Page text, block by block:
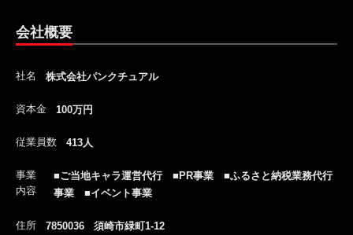
会社概要
社名 株式会社パンクチュアル
資本金 100万円
従業員数 413人
事業
内容
■ご当地キャラ運営代行 ■PR事業 ■ふるさと納税業務代行
事業 ■イベント事業
住所 7850036 須崎市緑町1-12